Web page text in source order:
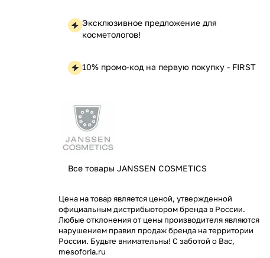
Эксклюзивное предложение для
косметологов!
10% промо-код на первую покупку - FIRST
Все товары JANSSEN COSMETICS
Цена на товар является ценой, утвержденной
официальным дистрибьютором бренда в России.
Любые отклонения от цены производителя являются
нарушением правил продаж бренда на территории
России. Будьте внимательны! С заботой о Вас,
mesoforia.ru